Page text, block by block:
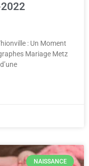
: Un Moment
Mariage Metz
NAISSANCE